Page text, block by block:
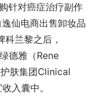
针对癌症治疗副作
仙电商出售卸妆品
科兰黎之后，
德雅（Rene
肤集团Clinical
入囊中。